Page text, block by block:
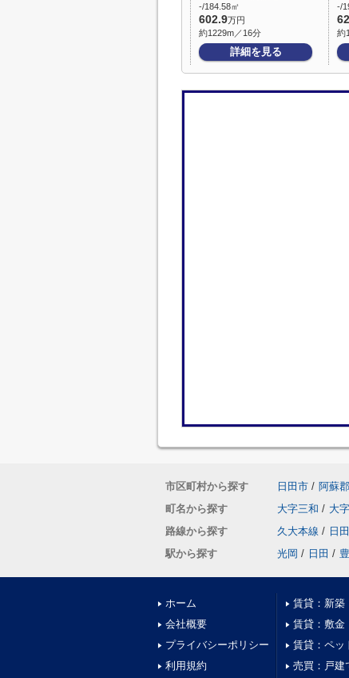
-/184.58㎡
602.9万円
約1229m／16分
詳細を見る
-/
約
市区町村から探す 日田市 / 阿蘇
町名から探す
大字三和 / 大
路線から探す
久大本線 / 日
駅から探す
光岡 / 日田 /
ホーム
会社概要
プライバシーポリシー
利用規約
賃貸：新築
賃貸：敷金
賃貸：ペッ
売買：戸建